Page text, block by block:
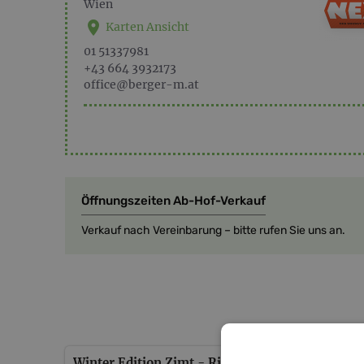
Wien
Karten Ansicht
‭01 51337981
+43 664 3932173
office@berger-m.at
Öffnungszeiten Ab-Hof-Verkauf
Verkauf nach Vereinbarung – bitte rufen Sie uns an.